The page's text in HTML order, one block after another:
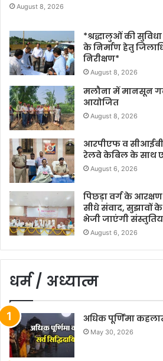
August 8, 2026
*श्रद्धालुओं की
के निर्माण हेतु
निरीक्षण*
August 8, 2026
मलौना में मानसून
आयोजित
August 8, 2026
आरपीएफ व सीआईबी
रेलवे केबिल के साथ
August 6, 2026
पिछड़ा वर्ग के
सीधे संवाद, सुझावों
भेजी जाएंगी
August 6, 2026
धर्म / अध्यात्म
अधिक पूर्णिमा
May 30, 2026